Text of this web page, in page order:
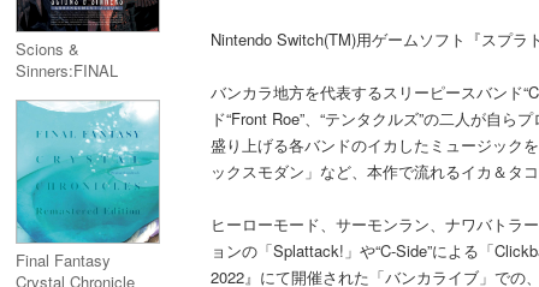
Scions &
Sinners:FINAL
Arrangement Album
～【映像付サント
ラ/Blu-ray Disc
Music】
Final Fantasy
Crystal Chronicle
Nintendo Switch(TM)用ゲームソフト『スプ
バンカラ地方を代表するスリーピースバンド
ド“Front Roe”、“テンタクルズ”の二人が自
盛り上げる各バンドのイカしたミュージック
ックスモダン」など、本作で流れるイカ＆タ
ヒーローモード、サーモンラン、ナワバトラ
ョンの「Splattack!」や“C-Side”による「
2022』にて開催された「バンカライブ」での